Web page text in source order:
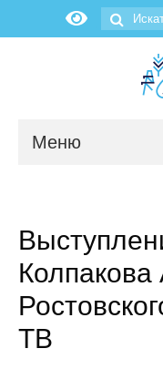
Меню
О нас
Об институте
Научные
ТВ